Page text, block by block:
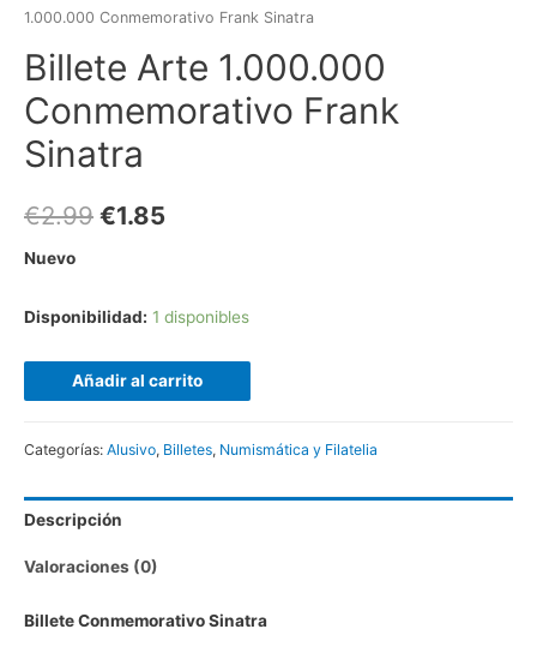
1.000.000 Conmemorativo Frank Sinatra
Billete Arte 1.000.000
Conmemorativo Frank
Sinatra
€2.99 €1.85
Nuevo
Disponibilidad: 1 disponibles
Añadir al carrito
Categorías: Alusivo, Billetes, Numismática y Filatelia
Descripción
Valoraciones (0)
Billete Conmemorativo Sinatra